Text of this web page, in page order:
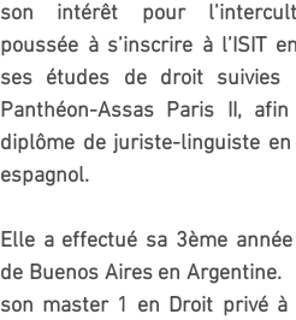
son intérêt pour
poussée à s’inscrire à l’ISIT
ses études de droit suivies
Panthéon-Assas Paris II,
diplôme de juriste-linguiste
espagnol.
Elle a effectué sa 3ème
de Buenos Aires en Argentine.
son master 1 en Droit privé à